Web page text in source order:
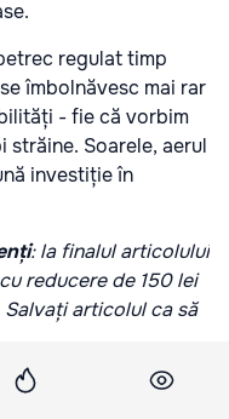
regulat timp
îmbolnăvesc mai rar
- fie că vorbim
străine. Soarele, aerul
investiție în
: la finalul articolului
reducere de 150 lei
articolul ca să
asta: parcuri,